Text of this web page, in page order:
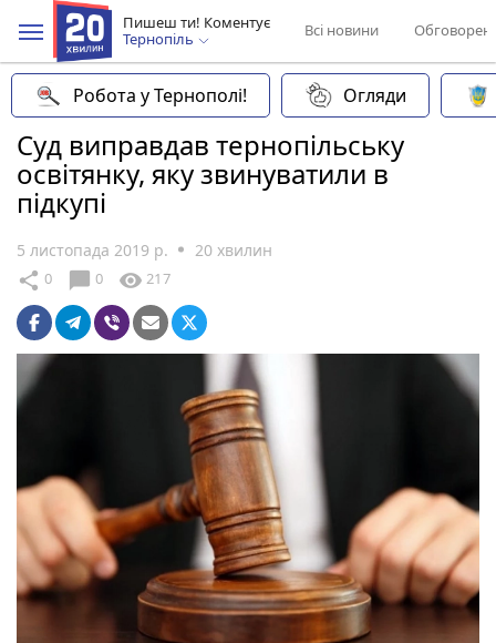
Пишеш ти! Коментує
Тернопіль
Всі новини
Робота у Тернополі! Огляди
Суд виправдав тернопільську
освітянку, яку звинуватили в
підкупі
5 листопада 2019 р. 20 хвилин
share 0 chat_bubble 0 visibility 217